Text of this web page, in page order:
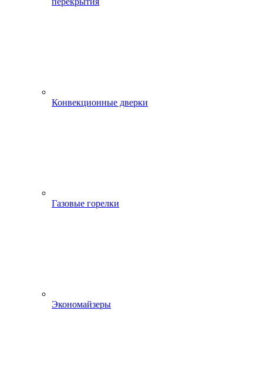
Конвекционные дверки
Газовые горелки
Экономайзеры